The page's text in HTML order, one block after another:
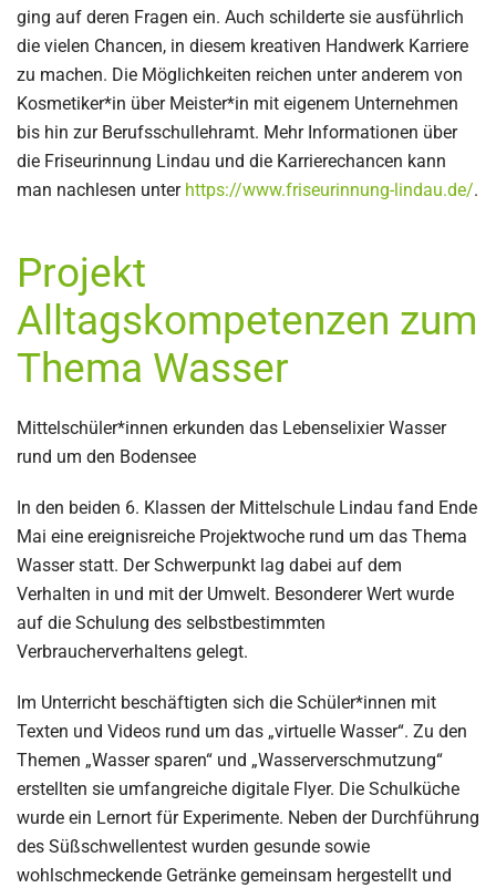
ging auf deren Fragen ein. Auch schilderte sie ausführlich
die vielen Chancen, in diesem kreativen Handwerk Karriere
zu machen. Die Möglichkeiten reichen unter anderem von
Kosmetiker*in über Meister*in mit eigenem Unternehmen
bis hin zur Berufsschullehramt. Mehr Informationen über
die Friseurinnung Lindau und die Karrierechancen kann
man nachlesen unter https://www.friseurinnung-lindau.de/.
Projekt
Alltagskompetenzen zum
Thema Wasser
Mittelschüler*innen erkunden das Lebenselixier Wasser
rund um den Bodensee
In den beiden 6. Klassen der Mittelschule Lindau fand Ende
Mai eine ereignisreiche Projektwoche rund um das Thema
Wasser statt. Der Schwerpunkt lag dabei auf dem
Verhalten in und mit der Umwelt. Besonderer Wert wurde
auf die Schulung des selbstbestimmten
Verbraucherverhaltens gelegt.
Im Unterricht beschäftigten sich die Schüler*innen mit
Texten und Videos rund um das „virtuelle Wasser“. Zu den
Themen „Wasser sparen“ und „Wasserverschmutzung“
erstellten sie umfangreiche digitale Flyer. Die Schulküche
wurde ein Lernort für Experimente. Neben der Durchführung
des Süßschwellentest wurden gesunde sowie
wohlschmeckende Getränke gemeinsam hergestellt und